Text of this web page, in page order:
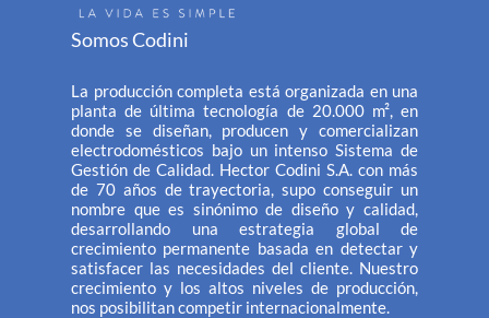
Somos Codini
La producción completa está organizada en una
planta de última tecnología de 20.000 m², en
donde se diseñan, producen y comercializan
electrodomésticos bajo un intenso Sistema de
Gestión de Calidad. Hector Codini S.A. con más
de 70 años de trayectoria, supo conseguir un
nombre que es sinónimo de diseño y calidad,
desarrollando una estrategia global de
crecimiento permanente basada en detectar y
satisfacer las necesidades del cliente. Nuestro
crecimiento y los altos niveles de producción,
nos posibilitan competir internacionalmente.